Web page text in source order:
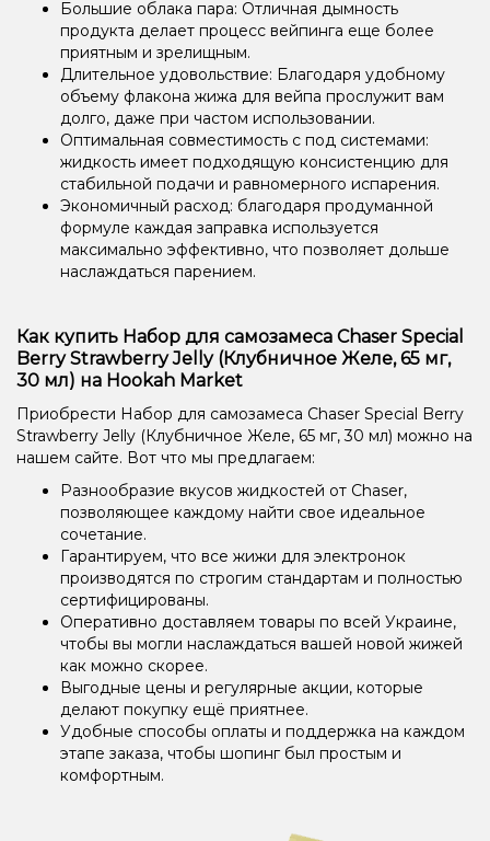
Большие облака пара: Отличная дымность
продукта делает процесс вейпинга еще более
приятным и зрелищным.
Длительное удовольствие: Благодаря удобному
объему флакона жижа для вейпа прослужит вам
долго, даже при частом использовании.
Оптимальная совместимость с под системами:
жидкость имеет подходящую консистенцию для
стабильной подачи и равномерного испарения.
Экономичный расход: благодаря продуманной
формуле каждая заправка используется
максимально эффективно, что позволяет дольше
наслаждаться парением.
Как купить Набор для самозамеса Chaser Special
Berry Strawberry Jelly (Клубничное Желе, 65 мг,
30 мл) на Hookah Market
Приобрести Набор для самозамеса Chaser Special Berry
Strawberry Jelly (Клубничное Желе, 65 мг, 30 мл) можно на
нашем сайте. Вот что мы предлагаем:
Разнообразие вкусов жидкостей от Chaser,
позволяющее каждому найти свое идеальное
сочетание.
Гарантируем, что все жижи для электронок
производятся по строгим стандартам и полностью
сертифицированы.
Оперативно доставляем товары по всей Украине,
чтобы вы могли наслаждаться вашей новой жижей
как можно скорее.
Выгодные цены и регулярные акции, которые
делают покупку ещё приятнее.
Удобные способы оплаты и поддержка на каждом
этапе заказа, чтобы шопинг был простым и
комфортным.